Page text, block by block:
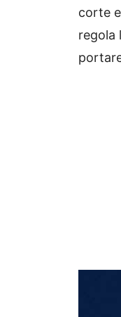
corte
regola